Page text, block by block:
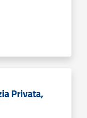
Privata,